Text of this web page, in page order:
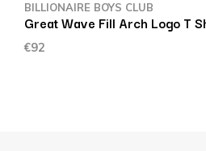
BILLIONAIRE BOYS CLUB
Great Wave Fill Arch Logo T
€92